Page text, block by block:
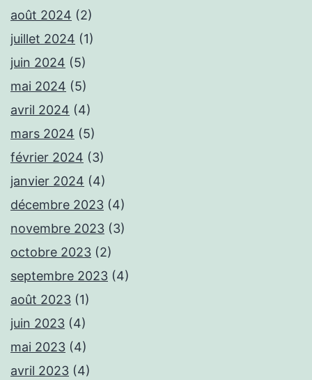
août 2024 (2)
juillet 2024 (1)
juin 2024 (5)
mai 2024 (5)
avril 2024 (4)
mars 2024 (5)
février 2024 (3)
janvier 2024 (4)
décembre 2023 (4)
novembre 2023 (3)
octobre 2023 (2)
septembre 2023 (4)
août 2023 (1)
juin 2023 (4)
mai 2023 (4)
avril 2023 (4)